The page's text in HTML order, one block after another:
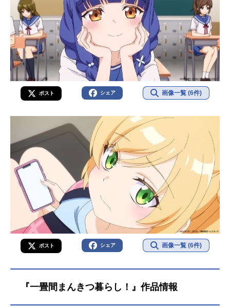
ポスト シェア 画像一覧 (6件)
ポスト シェア 画像一覧 (6件)
『一畳間まんきつ暮らし！』作品情報